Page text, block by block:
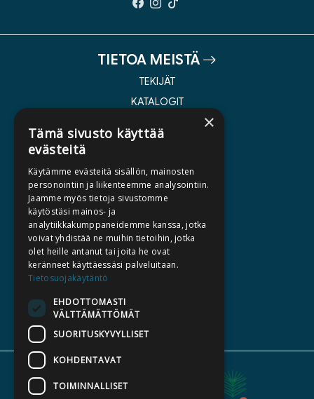
TIETOA MEISTÄ
TEKIJÄT
KATALOGIT
KIRJA TILAUSTYÖNÄ
MEDIALLE
LASKUTUSOSOITTEET
SILTALA.FI
ENNAKKOTILATTAVAT
LAHJAKORTTI
×
Tämä sivusto käyttää
evästeitä
Käytämme evästeitä sisällön, mainosten
personointiin ja liikenteemme analysointiin.
Jaamme myös tietoja sivustomme
käytöstäsi mainos- ja
analytiikkakumppaneidemme kanssa, jotka
voivat yhdistää ne muihin tietoihin, jotka
olet heille antanut tai joita he ovat
keränneet käyttäessäsi palveluitaan.
Tietosuojakäytäntö
EHDOTTOMASTI
VÄLTTÄMÄTTÖMÄT
SUORITUSKYVYLLISET
KOHDENTAVAT
TOIMINNALLISET